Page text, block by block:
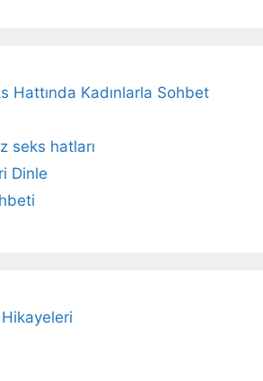
Hattında Kadınlarla Sohbet
seks hatları
Dinle